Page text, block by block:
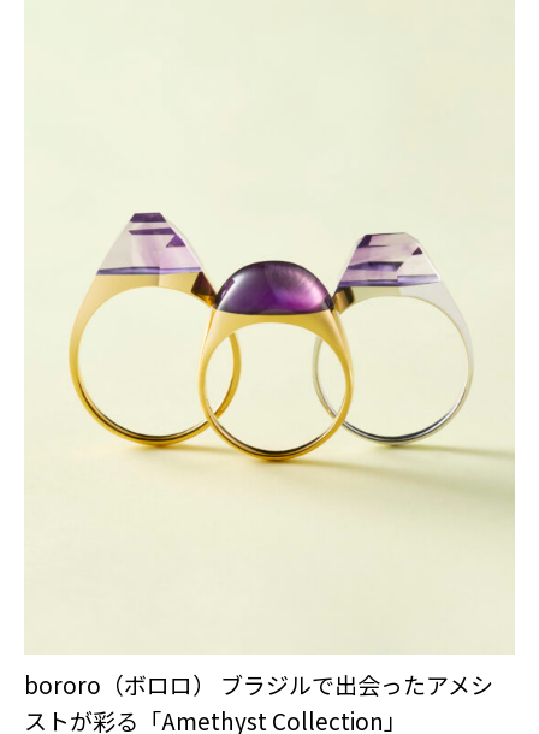
bororo（ボロロ） ブラジルで出会ったアメシ
ストが彩る「Amethyst Collection」